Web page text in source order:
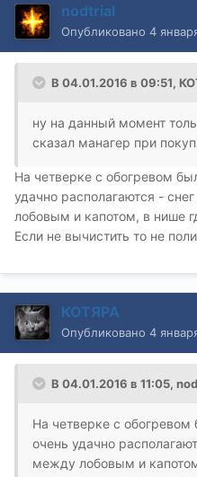
nodtrial
Опубликовано 4
В 04.01.2016 в 09:51,
ну на данный момент
сказал манагер при
На четверке с обогревом
удачно располагаются -
лобовым и капотом, в нише
Если не вычистить то не
КОТЯРА
Опубликовано 4
В 04.01.2016 в 11:05,
На четверке с
очень удачно
между лобовым и